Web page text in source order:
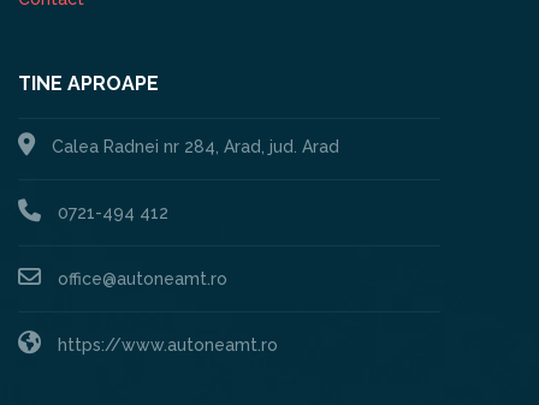
TINE APROAPE
Calea Radnei nr 284, Arad, jud. Arad
0721-494 412
office@autoneamt.ro
https://www.autoneamt.ro